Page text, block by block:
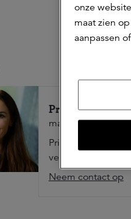
Prisella Jacobs
marketing &
Prisella is
verantwoordelijk
Neem contact op
onze
maat zien
aanpassen